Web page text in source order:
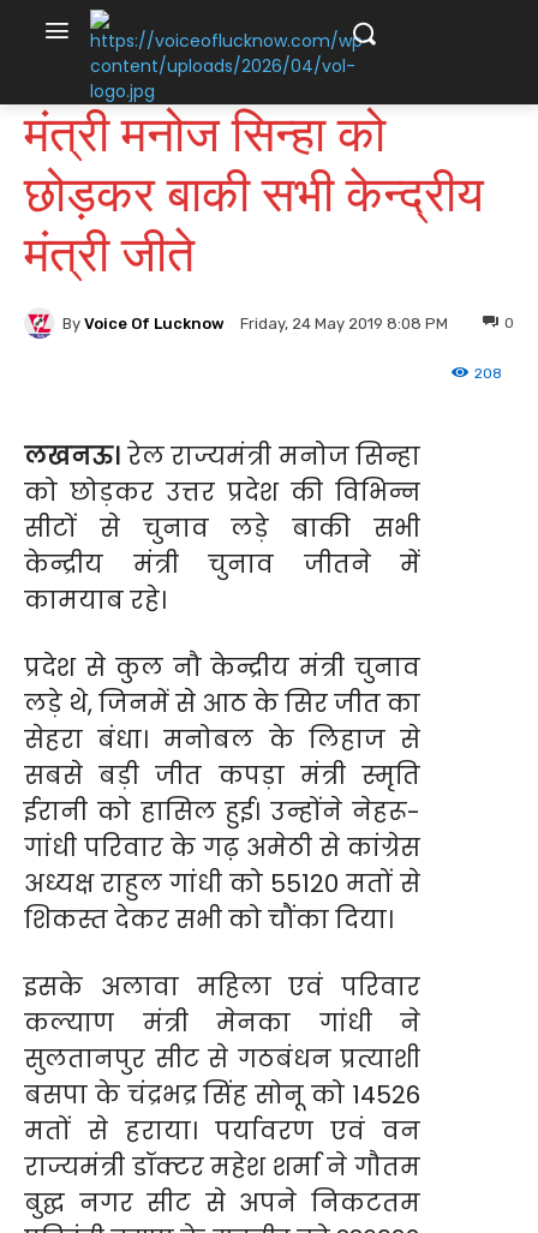
मंत्री मनोज सिन्हा को
छोड़कर बाकी सभी केन्द्रीय
मंत्री जीते
By Voice Of Lucknow Friday, 24 May 2019 8:08 PM 0
208
लखनऊ। रेल राज्यमंत्री मनोज सिन्हा
को छोड़कर उत्तर प्रदेश की विभिन्न
सीटों से चुनाव लड़े बाकी सभी
केन्द्रीय मंत्री चुनाव जीतने में
कामयाब रहे।
प्रदेश से कुल नौ केन्द्रीय मंत्री चुनाव
लड़े थे, जिनमें से आठ के सिर जीत का
सेहरा बंधा। मनोबल के लिहाज से
सबसे बड़ी जीत कपड़ा मंत्री स्मृति
ईरानी को हासिल हुई। उन्होंने नेहरू-
गांधी परिवार के गढ़ अमेठी से कांग्रेस
अध्यक्ष राहुल गांधी को 55120 मतों से
शिकस्त देकर सभी को चौंका दिया।
इसके अलावा महिला एवं परिवार
कल्याण मंत्री मेनका गांधी ने
सुलतानपुर सीट से गठबंधन प्रत्याशी
बसपा के चंद्रभद्र सिंह सोनू को 14526
मतों से हराया। पर्यावरण एवं वन
राज्यमंत्री डॉक्टर महेश शर्मा ने गौतम
बुद्घ नगर सीट से अपने निकटतम